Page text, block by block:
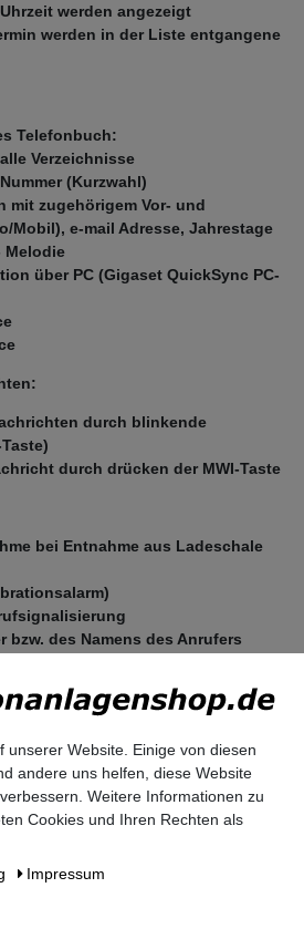
werden angezeigt
werden in der Liste entgangene
Telefonbuch:
Verzeichnisse
(Kurzwahl)
mit zugehörigem Vor- und
Mobil), e-mail Adresse, Jahrestage
Melodie
über PC (Gigaset QuickSync PC-
durch blinkende
durch drücken der MWI-Taste
bei Entnahme aus Ladeschale
bzw. des Namens des Anrufers
aber Aufmerksamkeitston ist
externe Rufe getrennt einstellbar
5 Stufen und Crescendo
unserer Website. Einige von diesen
andere uns helfen, diese Website
Weitere Informationen zu
Cookies und Ihren Rechten als
Impressum